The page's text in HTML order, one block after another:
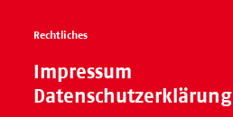
Rechtliches
Impressum
Datenschutzerklärung